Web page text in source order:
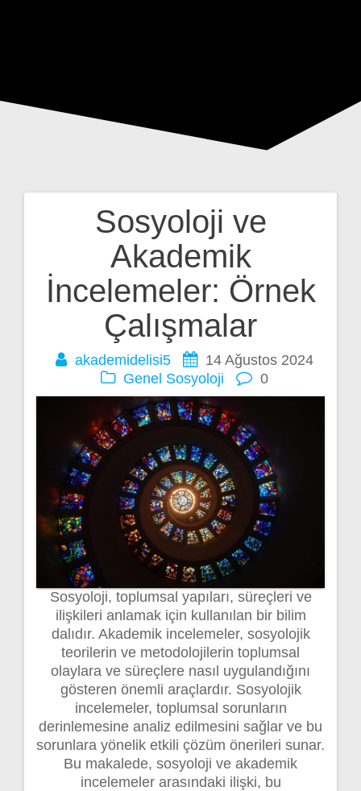
Sosyoloji ve
Akademik
İncelemeler: Örnek
Çalışmalar
akademidelisi5
14 Ağustos 2024
Genel Sosyoloji 0
Sosyoloji, toplumsal yapıları, süreçleri ve
ilişkileri anlamak için kullanılan bir bilim
dalıdır. Akademik incelemeler, sosyolojik
teorilerin ve metodolojilerin toplumsal
olaylara ve süreçlere nasıl uygulandığını
gösteren önemli araçlardır. Sosyolojik
incelemeler, toplumsal sorunların
derinlemesine analiz edilmesini sağlar ve bu
sorunlara yönelik etkili çözüm önerileri sunar.
Bu makalede, sosyoloji ve akademik
incelemeler arasındaki ilişki, bu
gezinmesi